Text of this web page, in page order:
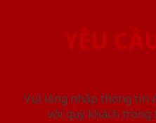
YÊU
Vui lòng nhập thông tin
với quý khách